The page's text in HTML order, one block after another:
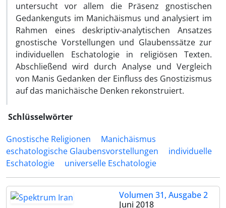
untersucht vor allem die Präsenz gnostischen
Gedankenguts im Manichäismus und analysiert im
Rahmen eines deskriptiv-analytischen Ansatzes
gnostische Vorstellungen und Glaubenssätze zur
individuellen Eschatologie in religiösen Texten.
Abschließend wird durch Analyse und Vergleich
von Manis Gedanken der Einfluss des Gnostizismus
auf das manichäische Denken rekonstruiert.
Schlüsselwörter
Gnostische Religionen
Manichäismus
eschatologische Glaubensvorstellungen
individuelle
Eschatologie
universelle Eschatologie
Volumen 31, Ausgabe 2
Juni 2018